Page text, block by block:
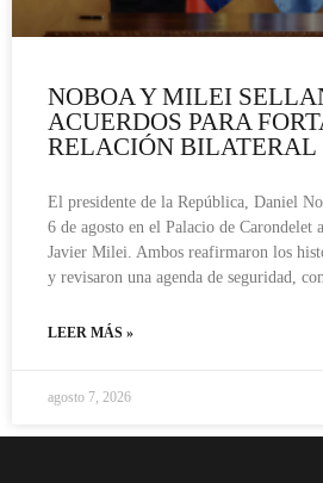
NOBOA Y MILEI
ACUERDOS PARA
RELACIÓN BILATERAL
El presidente de la República, Daniel
6 de agosto en el Palacio de Carondelet
Javier Milei. Ambos reafirmaron los
y revisaron una agenda de seguridad,
LEER MÁS »
agosto 7, 2026